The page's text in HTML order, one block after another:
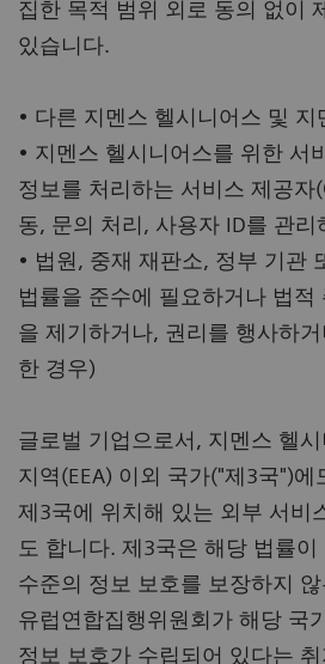
집한 목적 범위 외로 동의 없이
있습니다.
• 다른 지멘스 헬시니어스 및
• 지멘스 헬시니어스를 위한 서
정보를 처리하는 서비스 제공자
동, 문의 처리, 사용자 ID를 관
• 법원, 중재 재판소, 정부 기관
법률을 준수에 필요하거나 법적
을 제기하거나, 권리를 행사하
한 경우)
글로벌 기업으로서, 지멘스 헬
지역(EEA) 이외 국가("제3국")에
제3국에 위치해 있는 외부 서비
도 합니다. 제3국은 해당 법률이
수준의 정보 보호를 보장하지
유럽연합집행위원회가 해당 국
정보 보호가 수립되어 있다는